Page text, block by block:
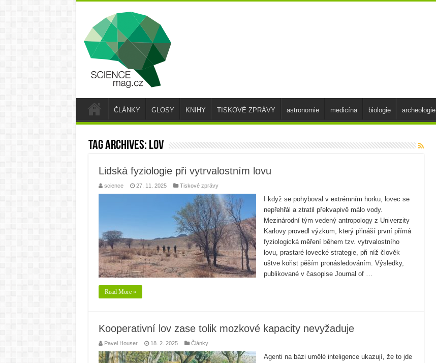
ČLÁNKY GLOSY KNIHY TISKOVÉ ZPRÁVY astronomie medicína biologie archeologie
Tag Archives: lov
Lidská fyziologie při vytrvalostním lovu
science 27. 11. 2025 Tiskové zprávy
I když se pohyboval v extrémním horku, lovec se
nepřehřál a ztratil překvapivě málo vody.
Mezinárodní tým vedený antropology z Univerzity
Karlovy provedl výzkum, který přináší první přímá
fyziologická měření během tzv. vytrvalostního
lovu, prastaré lovecké strategie, při níž člověk
uštve kořist pěším pronásledováním. Výsledky,
publikované v časopise Journal of …
Read More »
Kooperativní lov zase tolik mozkové kapacity nevyžaduje
Pavel Houser 18. 2. 2025 Články
Agenti na bázi umělé inteligence ukazují, že to jde